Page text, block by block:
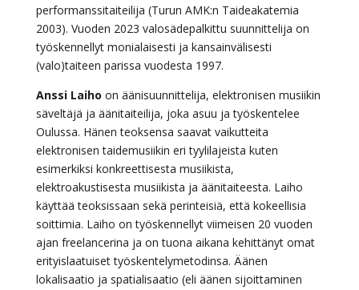
performanssitaiteilija (Turun AMK:n Taideakatemia
2003). Vuoden 2023 valosädepalkittu suunnittelija on
työskennellyt monialaisesti ja kansainvälisesti
(valo)taiteen parissa vuodesta 1997.
Anssi Laiho on äänisuunnittelija, elektronisen musiikin
säveltäjä ja äänitaiteilija, joka asuu ja työskentelee
Oulussa. Hänen teoksensa saavat vaikutteita
elektronisen taidemusiikin eri tyylilajeista kuten
esimerkiksi konkreettisesta musiikista,
elektroakustisesta musiikista ja äänitaiteesta. Laiho
käyttää teoksissaan sekä perinteisiä, että kokeellisia
soittimia. Laiho on työskennellyt viimeisen 20 vuoden
ajan freelancerina ja on tuona aikana kehittänyt omat
erityislaatuiset työskentelymetodinsa. Äänen
lokalisaatio ja spatialisaatio (eli äänen sijoittaminen